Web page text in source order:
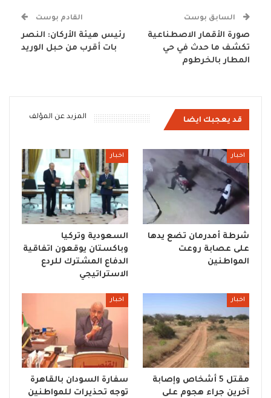
السابق بوست
صورة الأقمار الاصطناعية
تكشف ما حدث في حي
المطار بالخرطوم
القادم بوست
رئيس هيئة الأركان: النصر
بات أقرب من حبل الوريد
قد يعجبك ايضا المزيد عن المؤلف
اخبار
شرطة أمدرمان تضع يدها
على عصابة روعت
المواطنين
اخبار
السعودية وتركيا
وباكستان يوقعون اتفاقية
الدفاع المشترك للردع
الاستراتيجي
اخبار
مقتل 5 أشخاص وإصابة
آخرين جراء هجوم على
اخبار
سفارة السودان بالقاهرة
توجه تحذيرات للمواطنين